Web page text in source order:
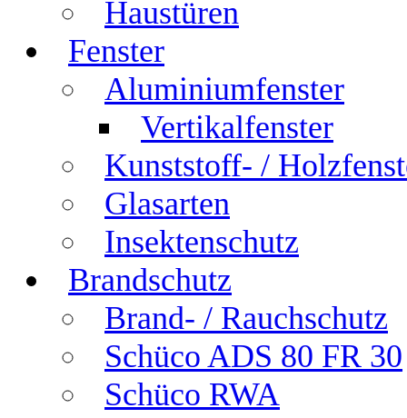
Haustüren
Fenster
Aluminiumfenster
Vertikalfenster
Kunststoff- /
Glasarten
Insektenschutz
Brandschutz
Brand- / Rauchschutz
Schüco ADS 80 FR 30
Schüco RWA